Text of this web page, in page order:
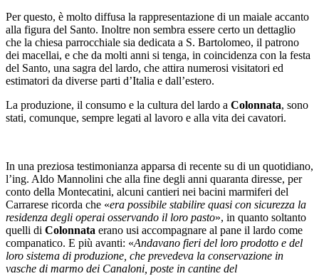
Per questo, è molto diffusa la rappresentazione di un maiale accanto
alla figura del Santo. Inoltre non sembra essere certo un dettaglio
che la chiesa parrocchiale sia dedicata a S. Bartolomeo, il patrono
dei macellai, e che da molti anni si tenga, in coincidenza con la festa
del Santo, una sagra del lardo, che attira numerosi visitatori ed
estimatori da diverse parti d’Italia e dall’estero.
La produzione, il consumo e la cultura del lardo a Colonnata, sono
stati, comunque, sempre legati al lavoro e alla vita dei cavatori.
In una preziosa testimonianza apparsa di recente su di un quotidiano,
l’ing. Aldo Mannolini che alla fine degli anni quaranta diresse, per
conto della Montecatini, alcuni cantieri nei bacini marmiferi del
Carrarese ricorda che «era possibile stabilire quasi con sicurezza la
residenza degli operai osservando il loro pasto», in quanto soltanto
quelli di Colonnata erano usi accompagnare al pane il lardo come
companatico. E più avanti: «Andavano fieri del loro prodotto e del
loro sistema di produzione, che prevedeva la conservazione in
vasche di marmo dei Canaloni, poste in cantine del